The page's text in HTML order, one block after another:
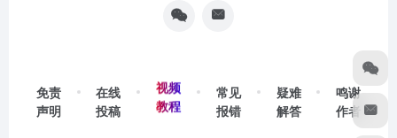
免责
声明
在线
投稿
视频
教程
常见
报错
疑难
解答
鸣谢
作者